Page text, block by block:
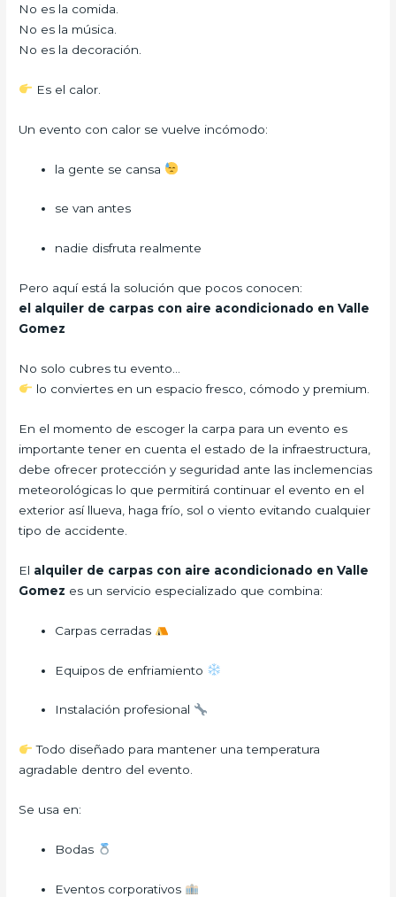
No es la comida.
No es la música.
No es la decoración.
Es el calor.
Un evento con calor se vuelve incómodo:
la gente se cansa
se van antes
nadie disfruta realmente
Pero aquí está la solución que pocos conocen:
el alquiler de carpas con aire acondicionado en Valle
Gomez
No solo cubres tu evento…
lo conviertes en un espacio fresco, cómodo y premium.
En el momento de escoger la carpa para un evento es
importante tener en cuenta el estado de la infraestructura,
debe ofrecer protección y seguridad ante las inclemencias
meteorológicas lo que permitirá continuar el evento en el
exterior así llueva, haga frío, sol o viento evitando cualquier
tipo de accidente.
El alquiler de carpas con aire acondicionado en Valle
Gomez es un servicio especializado que combina:
Carpas cerradas
Equipos de enfriamiento
Instalación profesional
Todo diseñado para mantener una temperatura
agradable dentro del evento.
Se usa en:
Bodas
Eventos corporativos